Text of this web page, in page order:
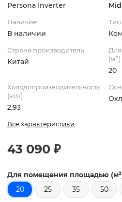
Persona Inverter
Наличие:
В наличии
Тип
Страна производитель
Китай
(м²)
20
Холодопроизводительность
(кВт)
2,93
Все характеристики
43 090 ₽
Для помещения площадью
20
25 35 50